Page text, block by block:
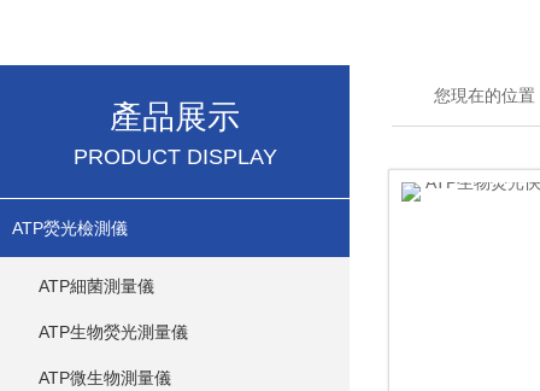
產品展示
PRODUCT DISPLAY
ATP熒光檢測儀
ATP細菌測量儀
ATP生物熒光測量儀
ATP微生物測量儀
您現在的位置